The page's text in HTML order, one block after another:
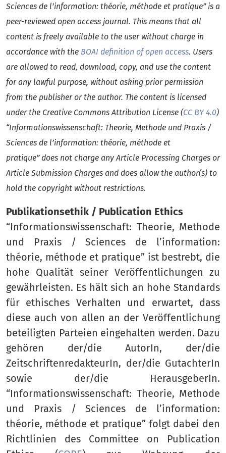
Sciences de l’information: théorie, méthode et pratique” is a
peer-reviewed open access journal. This means that all
content is freely available to the user without charge in
accordance with the BOAI definition of open access. Users
are allowed to read, download, copy, and use the content
for any lawful purpose, without asking prior permission
from the publisher or the author. The content is licensed
under the Creative Commons Attribution License (CC BY 4.0)
“Informationswissenschaft: Theorie, Methode und Praxis /
Sciences de l’information: théorie, méthode et
pratique” does not charge any Article Processing Charges or
Article Submission Charges and does allow the author(s) to
hold the copyright without restrictions.
Publikationsethik / Publication Ethics
“Informationswissenschaft: Theorie, Methode
und Praxis / Sciences de l’information:
théorie, méthode et pratique” ist bestrebt, die
hohe Qualität seiner Veröffentlichungen zu
gewährleisten. Es hält sich an hohe Standards
für ethisches Verhalten und erwartet, dass
diese auch von allen an der Veröffentlichung
beteiligten Parteien eingehalten werden. Dazu
gehören der/die AutorIn, der/die
ZeitschriftenredakteurIn, der/die GutachterIn
sowie der/die HerausgeberIn.
“Informationswissenschaft: Theorie, Methode
und Praxis / Sciences de l’information:
théorie, méthode et pratique” folgt dabei den
Richtlinien des Committee on Publication